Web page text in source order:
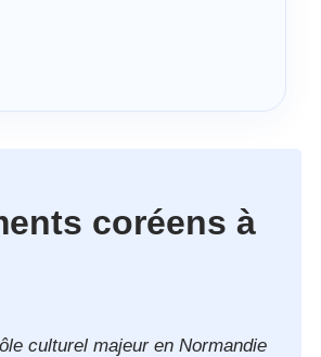
coréens à
culturel majeur en Normandie